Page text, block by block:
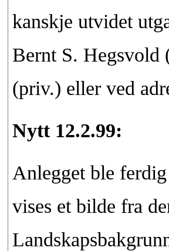
kanskje utvidet
Bernt S. Hegsvold
(priv.) eller ved
Nytt 12.2.99:
Anlegget ble
vises et bilde fra